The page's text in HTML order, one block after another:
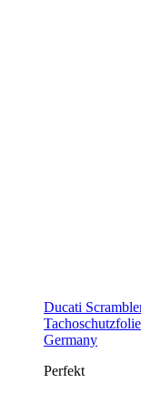
Ducati
Germany
Perfekt